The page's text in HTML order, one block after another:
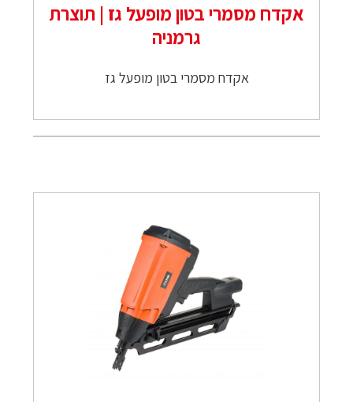
אקדח מסמרי בטון מופעל גז | תוצרת
גרמניה
אקדח מסמרי בטון מופעל גז